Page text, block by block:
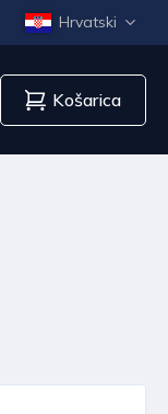
Hrvatski
Košarica